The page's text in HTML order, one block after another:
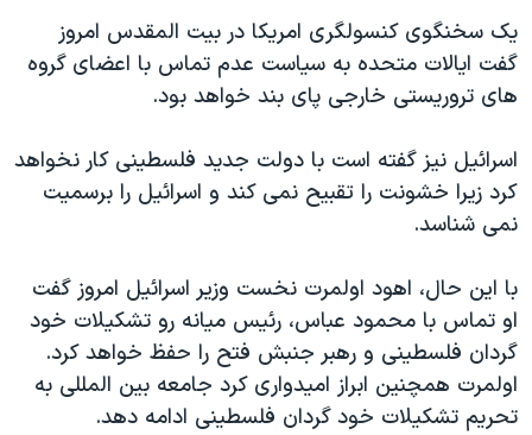
ویدیوها
فرهنگ و زندگی
اقتصادی
علم و فناوری
گالری عکس
آرشیو پخش زنده
بایگانی برنامه‌های تلویزیونی
مستندها
حمله جمهوری اسلامی به اسرائیل
رمز مهسا
اعتراضات زن، زندگی، آزادی
مجموعه مستندهای دادخواهی
تریبونال مردمی آبان ۹۸
دادگاه حمید نوری
دنبال کنید
زبانهای مختلف
يک سخنگوی کنسولگری امريکا در بيت المقدس امروز
گفت ايالات متحده به سياست عدم تماس با اعضای گروه
های تروريستی خارجی پای بند خواهد بود.
اسرائيل نيز گفته است با دولت جديد فلسطينی کار نخواهد
کرد زيرا خشونت را تقبيح نمی کند و اسرائيل را برسميت
نمی شناسد.
با اين حال، اهود اولمرت نخست وزير اسرائيل امروز گفت
او تماس با محمود عباس، رئيس ميانه رو تشکيلات خود
گردان فلسطينی و رهبر جنبش فتح را حفظ خواهد کرد.
اولمرت همچنين ابراز اميدواری کرد جامعه بين المللی به
تحريم تشکيلات خود گردان فلسطينی ادامه دهد.